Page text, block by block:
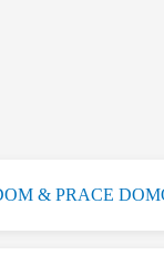
& PRACE